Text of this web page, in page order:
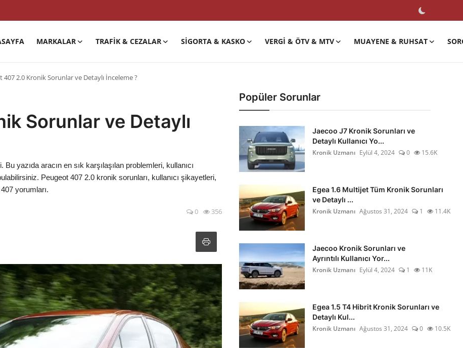
MARKALAR TRAFIK & CEZALAR SIGORTA & KASKO VERGI & ÖTV & MTV MUAYENE & RUHSAT
407 2.0 Kronik Sorunlar ve Detaylı İnceleme ?
Sorunlar ve Detaylı
yazıda aracın en sık karşılaşılan problemleri, kullanıcı
Peugeot 407 2.0 kronik sorunları, kullanıcı şikayetleri,
yorumları.
0 356
Popüler Sorunlar
Jaecoo J7 Kronik Sorunları ve
Detaylı Kullanıcı Yo...
Kronik Uzmanı Eylül 4, 2024 0 15.6K
Egea 1.6 Multijet Tüm Kronik Sorunları
ve Detaylı ...
Kronik Uzmanı Ağustos 31, 2024 1 11.4K
Jaecoo Kronik Sorunları ve
Ayrıntılı Kullanıcı Yor...
Kronik Uzmanı Eylül 4, 2024 1 11K
Egea 1.5 T4 Hibrit Kronik Sorunları ve
Detaylı Kul...
Kronik Uzmanı Ağustos 31, 2024 0 10.5K